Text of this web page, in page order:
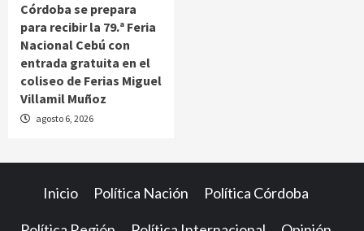
Córdoba se prepara
para recibir la 79.ª Feria
Nacional Cebú con
entrada gratuita en el
coliseo de Ferias Miguel
Villamil Muñoz
agosto 6, 2026
Inicio Política Nación Política Córdoba